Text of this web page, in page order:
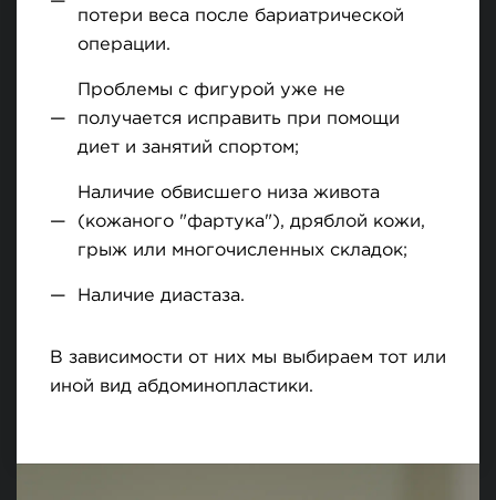
потери веса после бариатрической
операции.
Проблемы с фигурой уже не
получается исправить при помощи
диет и занятий спортом;
Наличие обвисшего низа живота
(кожаного "фартука"), дряблой кожи,
грыж или многочисленных складок;
Наличие диастаза.
В зависимости от них мы выбираем тот или
иной вид абдоминопластики.